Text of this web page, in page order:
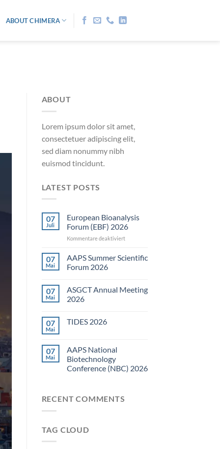
ABOUT CHIMERA
ABOUT
Lorem ipsum dolor sit amet,
consectetuer adipiscing elit,
sed diam nonummy nibh
euismod tincidunt.
LATEST POSTS
07
Juli
European Bioanalysis
Forum (EBF) 2026
Kommentare deaktiviertfür
Bioanalysis
07
Mai
AAPS Summer Scientific
Forum 2026
zu
AAPS
Summer
2026
07
Mai
ASGCT Annual Meeting
2026
zu
2026
07
Mai
TIDES 2026
TIDES
2026
07
Mai
AAPS National
Biotechnology
Conference (NBC) 2026
AAPS
National
2026
RECENT COMMENTS
TAG CLOUD